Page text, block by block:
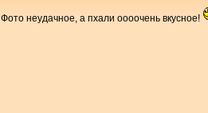
Фото неудачное, а пхали оооочень вкусное!